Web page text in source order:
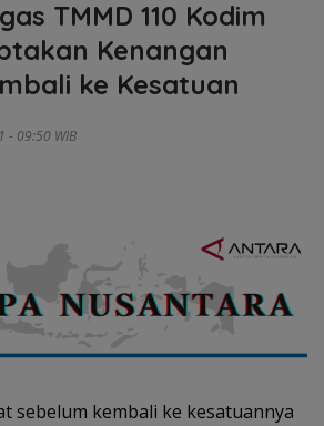
TMMD 110 Kodim
Kenangan
ke Kesatuan
- 09:50 WIB
sebelum kembali ke kesatuannya